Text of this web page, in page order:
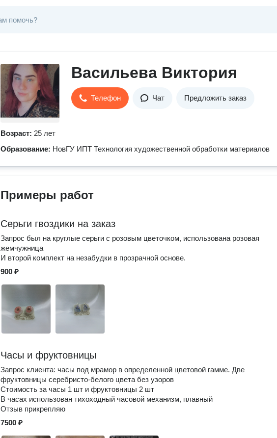
Васильева Виктория
Телефон Чат Предложить заказ
Возраст: 25 лет
Образование: НовГУ ИПТ Технология художественной обработки материалов
Примеры работ
Серьги гвоздики на заказ
Запрос был на круглые серьги с розовым цветочком, использована розовая
жемчужница
И второй комплект на незабудки в прозрачной основе.
900 ₽
Часы и фруктовницы
Запрос клиента: часы под мрамор в определенной цветовой гамме. Две
фруктовницы серебристо-белого цвета без узоров
Стоимость за часы 1 шт и фруктовницы 2 шт
В часах использован тихоходный часовой механизм, плавный
Отзыв прикрепляю
7500 ₽